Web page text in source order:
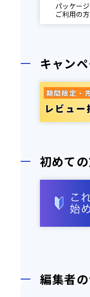
パッケー
ご利用の
キャン
初めて
編集者